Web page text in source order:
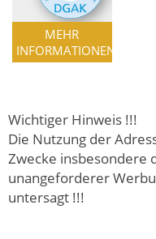
MEHR
INFORMATIONEN
Wichtiger Hinweis !!!
Die Nutzung der
Zwecke insbesondere
unangeforderer
untersagt !!!